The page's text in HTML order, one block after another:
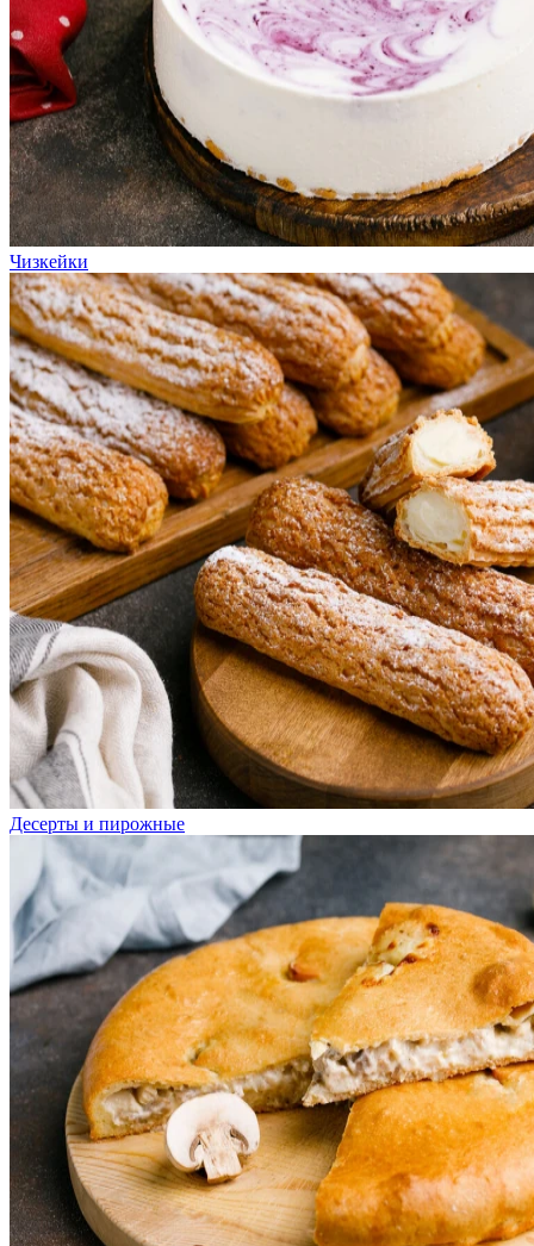
Чизкейки
Десерты и пирожные